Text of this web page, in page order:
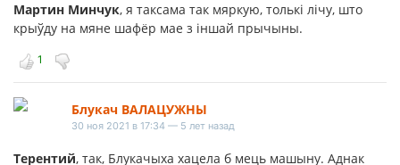
Мартин Минчук, я таксама так мяркую, толькі лічу, што
крыўду на мяне шафёр мае з іншай прычыны.
1
Блукач ВАЛАЦУЖНЫ
30 ноя 2021 в 17:34 — 5 лет назад
Терентий, так, Блукачыха хацела б мець машыну. Аднак